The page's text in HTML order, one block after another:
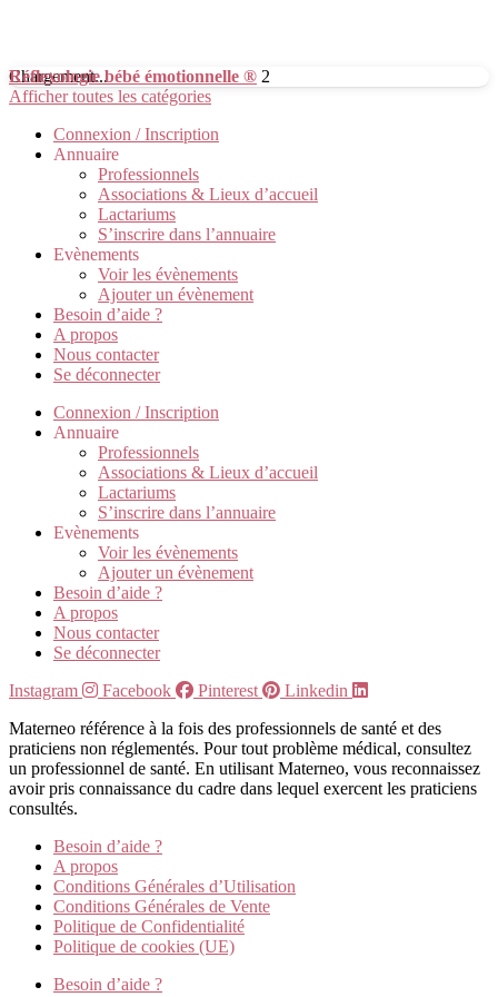
Chargement...
Réflexologie bébé émotionnelle ® 2
Afficher toutes les catégories
Connexion / Inscription
Annuaire
Professionnels
Associations & Lieux d’accueil
Lactariums
S’inscrire dans l’annuaire
Evènements
Voir les évènements
Ajouter un évènement
Besoin d’aide ?
A propos
Nous contacter
Se déconnecter
Connexion / Inscription
Annuaire
Professionnels
Associations & Lieux d’accueil
Lactariums
S’inscrire dans l’annuaire
Evènements
Voir les évènements
Ajouter un évènement
Besoin d’aide ?
A propos
Nous contacter
Se déconnecter
Instagram
Facebook Pinterest
Linkedin
Materneo référence à la fois des professionnels de santé et des
praticiens non réglementés. Pour tout problème médical, consultez
un professionnel de santé. En utilisant Materneo, vous reconnaissez
avoir pris connaissance du cadre dans lequel exercent les praticiens
consultés.
Besoin d’aide ?
A propos
Conditions Générales d’Utilisation
Conditions Générales de Vente
Politique de Confidentialité
Politique de cookies (UE)
Besoin d’aide ?